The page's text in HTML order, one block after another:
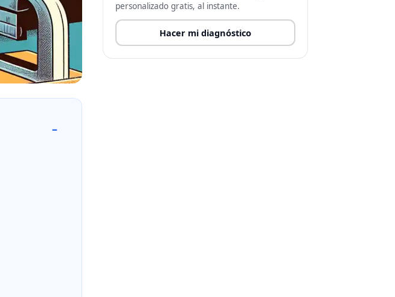
personalizado gratis, al instante.
Hacer mi diagnóstico